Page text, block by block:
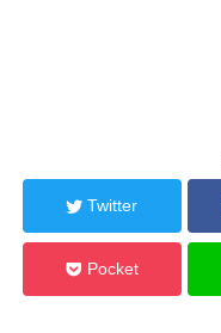
Twitter
Pocket